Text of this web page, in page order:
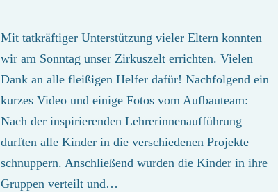
Mit tatkräftiger Unterstützung vieler Eltern konnten
wir am Sonntag unser Zirkuszelt errichten. Vielen
Dank an alle fleißigen Helfer dafür! Nachfolgend ein
kurzes Video und einige Fotos vom Aufbauteam:
Nach der inspirierenden Lehrerinnenaufführung
durften alle Kinder in die verschiedenen Projekte
schnuppern. Anschließend wurden die Kinder in ihre
Gruppen verteilt und…